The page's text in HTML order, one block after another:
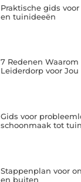
Praktische gids
en tuinideeën
7 Redenen
Leiderdorp voor Jou
Gids voor
schoonmaak tot
Stappenplan voor
en buiten